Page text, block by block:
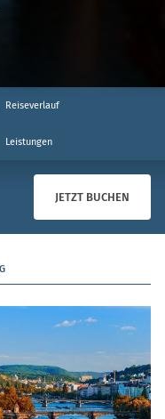
Reiseverlauf
Leistungen
JETZT BUCHEN